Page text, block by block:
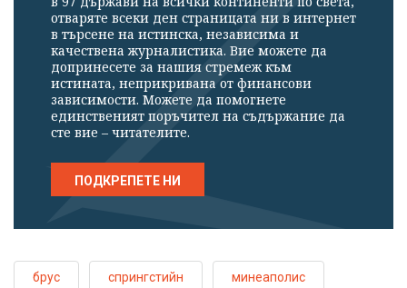
отваряте всеки ден страницата ни в интернет
в търсене на истинска, независима и
качествена журналистика. Вие можете да
допринесете за нашия стремеж към
истината, неприкривана от финансови
зависимости. Можете да помогнете
единственият поръчител на съдържание да
сте вие – читателите.
ПОДКРЕПЕТЕ НИ
брус спрингстийн минеаполис